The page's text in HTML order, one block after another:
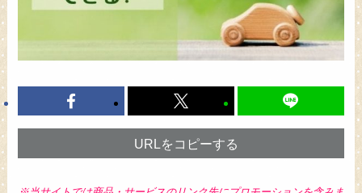
URLをコピーする